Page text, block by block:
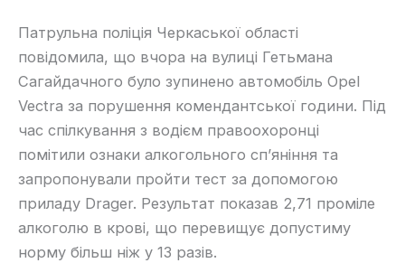
Патрульна поліція Черкаської області
повідомила, що вчора на вулиці Гетьмана
Сагайдачного було зупинено автомобіль Opel
Vectra за порушення комендантської години. Під
час спілкування з водієм правоохоронці
помітили ознаки алкогольного сп’яніння та
запропонували пройти тест за допомогою
приладу Drager. Результат показав 2,71 проміле
алкоголю в крові, що перевищує допустиму
норму більш ніж у 13 разів.